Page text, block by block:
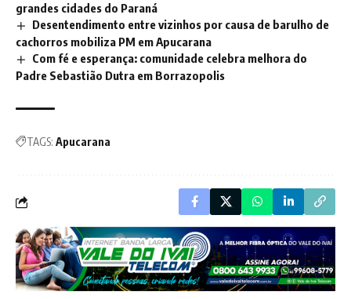
grandes cidades do Paraná
Desentendimento entre vizinhos por causa de barulho de
cachorros mobiliza PM em Apucarana
Com fé e esperança: comunidade celebra melhora do
Padre Sebastião Dutra em Borrazopolis
TAGS: Apucarana